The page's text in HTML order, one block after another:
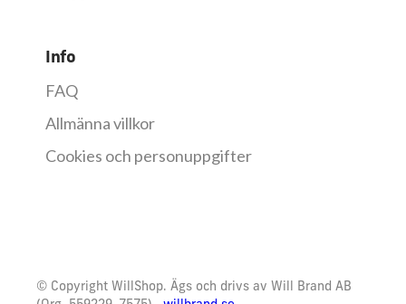
Info
FAQ
Allmänna villkor
Cookies och personuppgifter
© Copyright WillShop. Ägs och drivs av Will Brand AB